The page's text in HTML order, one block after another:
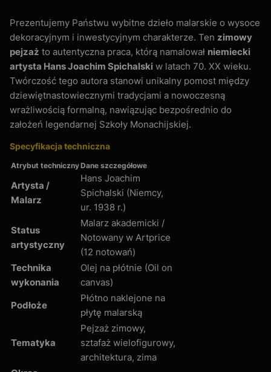
Prezentujemy Państwu wybitne dzieło malarskie o wysoce
dekoracyjnym i inwestycyjnym charakterze. Ten zimowy
pejzaż to autentyczna praca, którą namalował niemiecki
artysta Hans Joachim Spichalski w latach 70. XX wieku.
Twórczość tego autora stanowi unikalny pomost między
dziewiętnastowiecznymi tradycjami a nowoczesną
wrażliwością formalną, nawiązując bezpośrednio do
założeń legendarnej Szkoły Monachijskiej.
Specyfikacja techniczna
Atrybut technicznyDane szczegółowe
Artysta /
Malarz
Hans Joachim
Spichalski (Niemcy,
ur. 1938 r.)
Status
artystyczny
Malarz akademicki /
Notowany w Artprice
(12 notowań)
Technika
wykonania
Olej na płótnie (Oil on
canvas)
Podłoże
Płótno naklejone na
płytę malarską
Tematyka
Pejzaż zimowy,
sztafaż wielofigurowy,
architektura, zima